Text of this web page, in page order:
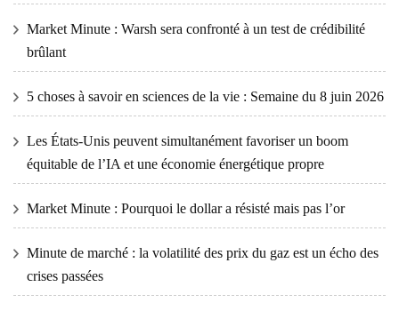
Market Minute : Warsh sera confronté à un test de crédibilité
brûlant
5 choses à savoir en sciences de la vie : Semaine du 8 juin 2026
Les États-Unis peuvent simultanément favoriser un boom
équitable de l’IA et une économie énergétique propre
Market Minute : Pourquoi le dollar a résisté mais pas l’or
Minute de marché : la volatilité des prix du gaz est un écho des
crises passées